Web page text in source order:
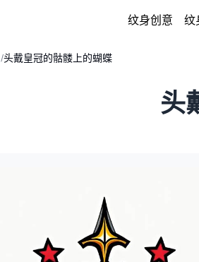
纹身创意 纹
/头戴皇冠的骷髅上的蝴蝶
头